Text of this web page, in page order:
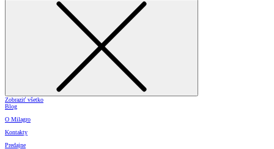
Zobraziť všetko
Blog
O Milagro
Kontakty
Predajne